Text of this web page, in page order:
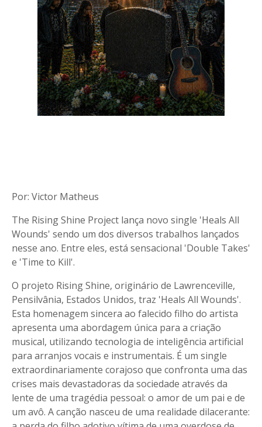
Por: Victor Matheus
The Rising Shine Project lança novo single 'Heals All
Wounds' sendo um dos diversos trabalhos lançados
nesse ano. Entre eles, está sensacional 'Double Takes'
e 'Time to Kill'.
O projeto Rising Shine, originário de Lawrenceville,
Pensilvânia, Estados Unidos, traz 'Heals All Wounds'.
Esta homenagem sincera ao falecido filho do artista
apresenta uma abordagem única para a criação
musical, utilizando tecnologia de inteligência artificial
para arranjos vocais e instrumentais. É um single
extraordinariamente corajoso que confronta uma das
crises mais devastadoras da sociedade através da
lente de uma tragédia pessoal: o amor de um pai e de
um avô. A canção nasceu de uma realidade dilacerante: